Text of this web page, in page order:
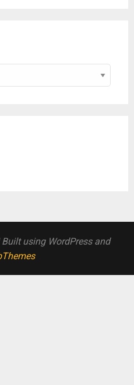
Built using WordPress and